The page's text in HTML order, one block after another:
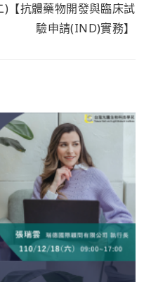
【抗體藥物開發與臨床試
驗申請(IND)實務】